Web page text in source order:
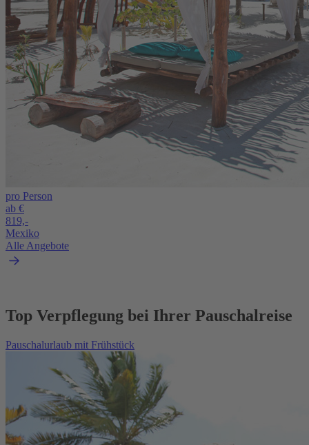
pro Person
ab €
819,-
Mexiko
Alle Angebote
Top Verpflegung bei Ihrer Pauschalreise
Pauschalurlaub mit Frühstück